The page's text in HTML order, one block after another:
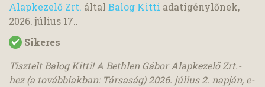
Alapkezelő Zrt. által Balog Kitti adatigénylőnek,
2026. július 17..
Sikeres
Tisztelt Balog Kitti! A Bethlen Gábor Alapkezelő Zrt.-
hez (a továbbiakban: Társaság) 2026. július 2. napján, e-